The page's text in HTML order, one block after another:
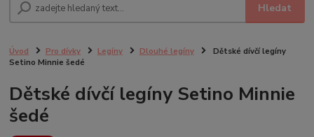
Hledat
Úvod Pro dívky Legíny Dlouhé legíny
Dětské dívčí legíny
Setino Minnie šedé
Dětské dívčí legíny Setino Minnie
šedé